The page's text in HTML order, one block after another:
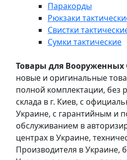
Паракорды
Рюкзаки
Свистки
Сумки тактические
Товары для
новые и оригинальные
полной комплектации, без
склада в г. Киев, с
Украине, с гарантийным и
обслуживанием в
центрах в Украине,
Производителя в Украине,